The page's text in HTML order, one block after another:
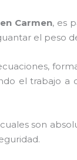
Carmen, es
el peso
el trabajo
son